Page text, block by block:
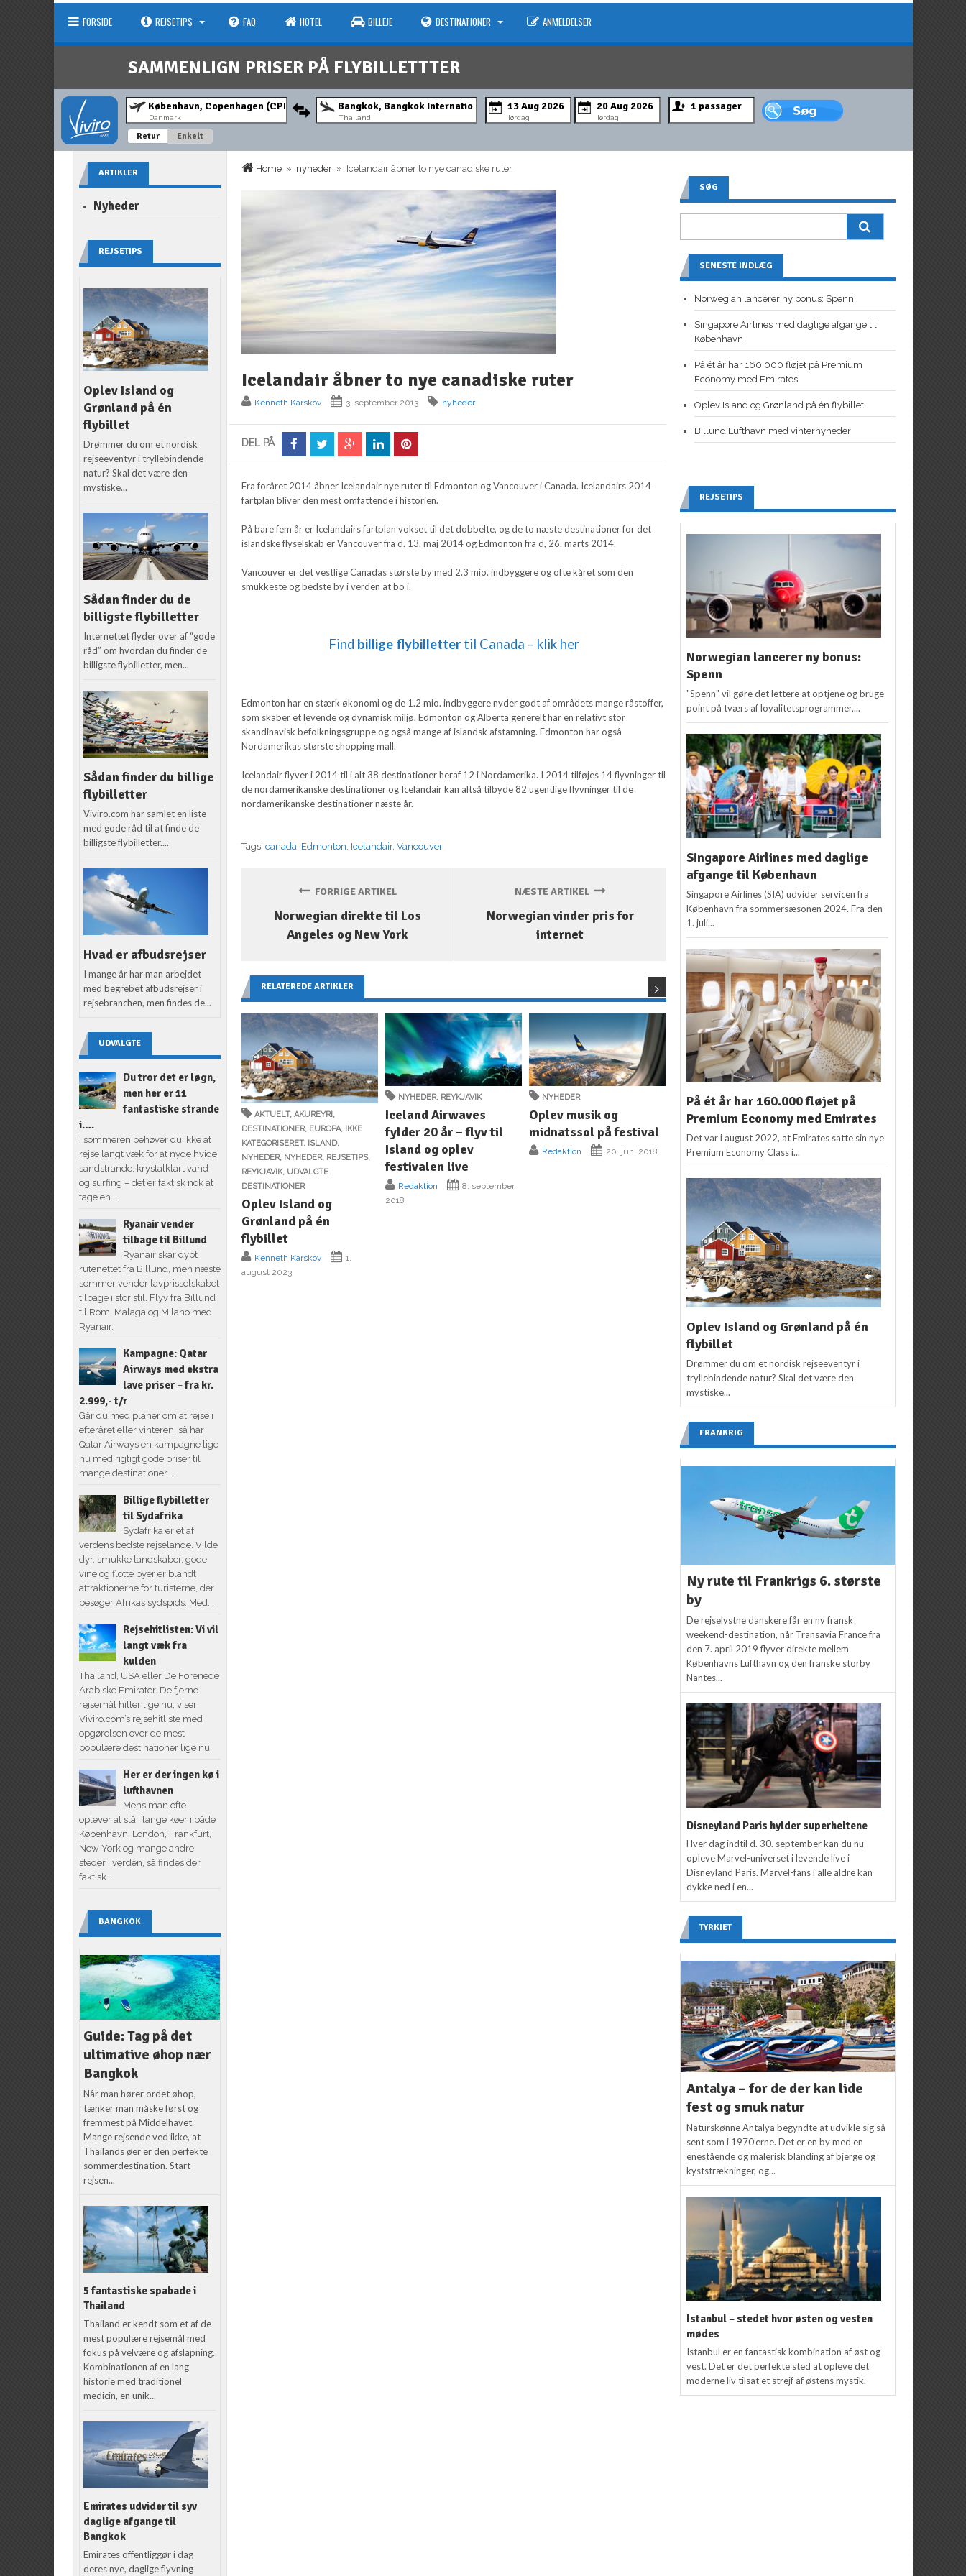
FORSIDE REJSETIPS FAQ HOTEL BILLEJE DESTINATIONER ANMELDELSER
SAMMENLIGN PRISER PÅ FLYBILLETTTER
Danmark Thailand lørdag lørdag
Retur Enkelt
Home » nyheder » Icelandair åbner to nye canadiske ruter
Icelandair åbner to nye canadiske ruter
Kenneth Karskov 3. september 2013 nyheder
DEL PÅ
Fra foråret 2014 åbner Icelandair nye ruter til Edmonton og Vancouver i Canada. Icelandairs 2014
fartplan bliver den mest omfattende i historien.
På bare fem år er Icelandairs fartplan vokset til det dobbelte, og de to næste destinationer for det
islandske flyselskab er Vancouver fra d. 13. maj 2014 og Edmonton fra d, 26. marts 2014.
Vancouver er det vestlige Canadas største by med 2.3 mio. indbyggere og ofte kåret som den
smukkeste og bedste by i verden at bo i.
Find billige flybilletter til Canada – klik her
Edmonton har en stærk økonomi og de 1.2 mio. indbyggere nyder godt af områdets mange råstoffer,
som skaber et levende og dynamisk miljø. Edmonton og Alberta generelt har en relativt stor
skandinavisk befolkningsgruppe og også mange af islandsk afstamning. Edmonton har også
Nordamerikas største shopping mall.
Icelandair flyver i 2014 til i alt 38 destinationer heraf 12 i Nordamerika. I 2014 tilføjes 14 flyvninger til
de nordamerikanske destinationer og Icelandair kan altså tilbyde 82 ugentlige flyvninger til de
nordamerikanske destinationer næste år.
Tags:canada Edmonton Icelandair,Vancouver
FORRIGE ARTIKEL
Norwegian direkte til Los
Angeles og New York
NÆSTE ARTIKEL
Norwegian vinder pris for
internet
RELATEREDE ARTIKLER
AKTUELT,AKUREYRI ,
DESTINATIONER, EUROPA,
IKKE
KATEGORISERET, ISLAND,
NYHEDER, NYHEDER, REJSETIPS,
REYKJAVIK, UDVALGTE
DESTINATIONER
Oplev Island og
Grønland på én
flybillet
Kenneth Karskov
1.
august 2023
NYHEDER, REYKJAVIK
Iceland Airwaves
fylder 20 år – flyv til
Island og oplev
festivalen live
Redaktion
8. september
2018
NYHEDER
Oplev musik og
midnatssol på festival
Redaktion 20. juni 2018
NYHEDER
Tag det perfekte foto
til Instagram: 7 tips til
bedre billeder fra flyet
Redaktion 17. april 2018
NYHEDER
Er det her de billigste
flybilletter til USA
Redaktion
2018
ARTIKLER
Nyheder
REJSETIPS
Oplev Island og
Grønland på én
flybillet
Drømmer du om et nordisk
rejseeventyr i tryllebindende
natur? Skal det være den
mystiske...
Sådan finder du de
billigste flybilletter
Internettet flyder over af “gode
råd” om hvordan du finder de
billigste flybilletter, men...
Sådan finder du billige
flybilletter
Viviro.com har samlet en liste
med gode råd til at finde de
billigste flybilletter....
Hvad er afbudsrejser
I mange år har man arbejdet
med begrebet afbudsrejser i
rejsebranchen, men findes de...
UDVALGTE
Du tror det er løgn,
men her er 11
fantastiske strande
i….
I sommeren behøver du ikke at
rejse langt væk for at nyde hvide
sandstrande, krystalklart vand
og surfing – det er faktisk nok at
tage en...
Ryanair vender
tilbage til Billund
Ryanair skar dybt i
rutenettet fra Billund, men næste
sommer vender lavprisselskabet
tilbage i stor stil. Flyv fra Billund
til Rom, Malaga og Milano med
Ryanair.
Kampagne: Qatar
Airways med ekstra
lave priser – fra kr.
2.999,- t/r
Går du med planer om at rejse i
efteråret eller vinteren, så har
Qatar Airways en kampagne lige
nu med rigtigt gode priser til
mange destinationer....
Billige flybilletter
til Sydafrika
Sydafrika er et af
verdens bedste rejselande. Vilde
dyr, smukke landskaber, gode
vine og flotte byer er blandt
attraktionerne for turisterne, der
besøger Afrikas sydspids. Med...
Rejsehitlisten: Vi vil
langt væk fra
kulden
Thailand, USA eller De Forenede
Arabiske Emirater. De fjerne
rejsemål hitter lige nu, viser
Viviro.com’s rejsehitliste med
opgørelsen over de mest
populære destinationer lige nu.
Her er der ingen kø i
lufthavnen
Mens man ofte
oplever at stå i lange køer i både
København, London, Frankfurt,
New York og mange andre
steder i verden, så findes der
faktisk...
BANGKOK
Guide: Tag på det
ultimative øhop nær
Bangkok
Når man hører ordet øhop,
tænker man måske først og
fremmest på Middelhavet.
Mange rejsende ved ikke, at
Thailands øer er den perfekte
sommerdestination. Start
rejsen...
5 fantastiske spabade i
Thailand
Thailand er kendt som et af de
mest populære rejsemål med
fokus på velvære og afslapning.
Kombinationen af en lang
historie med traditionel
medicin, en unik...
Emirates udvider til syv
daglige afgange til
Bangkok
Emirates offentliggør i dag
deres nye, daglige flyvning
SØG
SENESTE INDLÆG
Norwegian lancerer ny bonus: Spenn
Singapore Airlines med daglige afgange til
København
På ét år har 160.000 fløjet på Premium
Economy med Emirates
Oplev Island og Grønland på én flybillet
Billund Lufthavn med vinternyheder
REJSETIPS
Norwegian lancerer ny bonus:
Spenn
"Spenn" vil gøre det lettere at optjene og bruge
point på tværs af loyalitetsprogrammer,...
Singapore Airlines med daglige
afgange til København
Singapore Airlines (SIA) udvider servicen fra
København fra sommersæsonen 2024. Fra den
1. juli...
På ét år har 160.000 fløjet på
Premium Economy med Emirates
Det var i august 2022, at Emirates satte sin nye
Premium Economy Class i...
Oplev Island og Grønland på én
flybillet
Drømmer du om et nordisk rejseeventyr i
tryllebindende natur? Skal det være den
mystiske...
FRANKRIG
Ny rute til Frankrigs 6. største
by
De rejselystne danskere får en ny fransk
weekend-destination, når Transavia France fra
den 7. april 2019 flyver direkte mellem
Københavns Lufthavn og den franske storby
Nantes...
Disneyland Paris hylder superheltene
Hver dag indtil d. 30. september kan du nu
opleve Marvel-universet i levende live i
Disneyland Paris. Marvel-fans i alle aldre kan
dykke ned i en...
TYRKIET
Antalya – for de der kan lide
fest og smuk natur
Naturskønne Antalya begyndte at udvikle sig så
sent som i 1970’erne. Det er en by med en
enestående og malerisk blanding af bjerge og
kyststrækninger, og...
Istanbul – stedet hvor østen og vesten
mødes
Istanbul er en fantastisk kombination af øst og
vest. Det er det perfekte sted at opleve det
moderne liv tilsat et strejf af østens mystik.